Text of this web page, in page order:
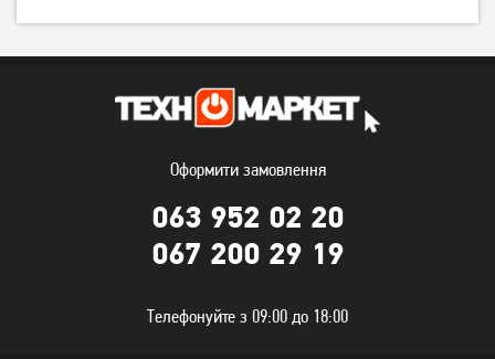
Кавомолка Sea Breeze SB-
Кавомолка Sea Breeze SB-
081
359грн
Оформити замовлення
063 952 02 20
067 200 29 19
Телефонуйте з 09:00 до 18:00